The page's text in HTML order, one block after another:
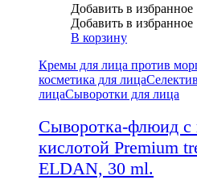
Добавить в избранное
Добавить в избранное
В корзину
Кремы для лица против
косметика для лица
лицаСыворотки для лица
Сыворотка-флюид с
кислотой Premium
ELDAN, 30 ml.